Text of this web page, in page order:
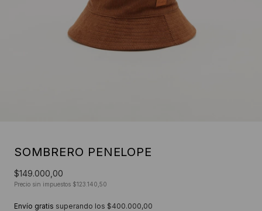
SOMBRERO PENELOPE
$149.000,00
Precio sin impuestos $123.140,50
Envío gratis superando los $400.000,00